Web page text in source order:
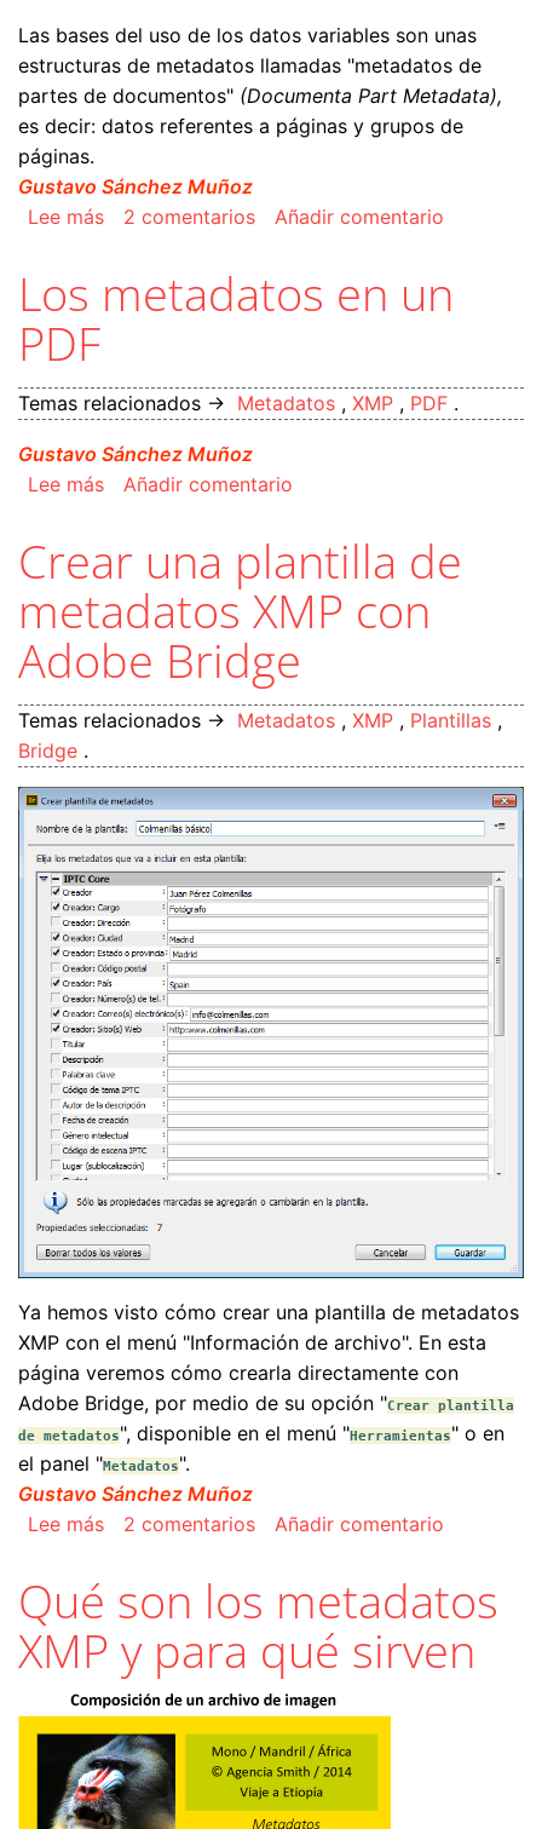
Las bases del uso de los datos variables son unas
estructuras de metadatos llamadas "metadatos de
partes de documentos" (Documenta Part Metadata),
es decir: datos referentes a páginas y grupos de
páginas.
Gustavo Sánchez Muñoz
Lee mássobre PDF y datos variables (los estándares
2 comentarios Añadir comentario
Los metadatos en un
PDF
Temas relacionados → Metadatos , XMP , PDF .
Gustavo Sánchez Muñoz
Lee mássobre Los metadatos en un PDF
Añadir comentario
Crear una plantilla de
metadatos XMP con
Adobe Bridge
Temas relacionados → Metadatos , XMP , Plantillas ,
Bridge .
Ya hemos visto cómo crear una plantilla de metadatos
XMP con el menú "Información de archivo". En esta
página veremos cómo crearla directamente con
Adobe Bridge, por medio de su opción "Crear plantilla
de metadatos", disponible en el menú "Herramientas" o en
el panel "Metadatos".
Gustavo Sánchez Muñoz
Lee mássobre Crear una plantilla de metadatos XMP
2 comentarios Añadir comentario
Qué son los metadatos
XMP y para qué sirven